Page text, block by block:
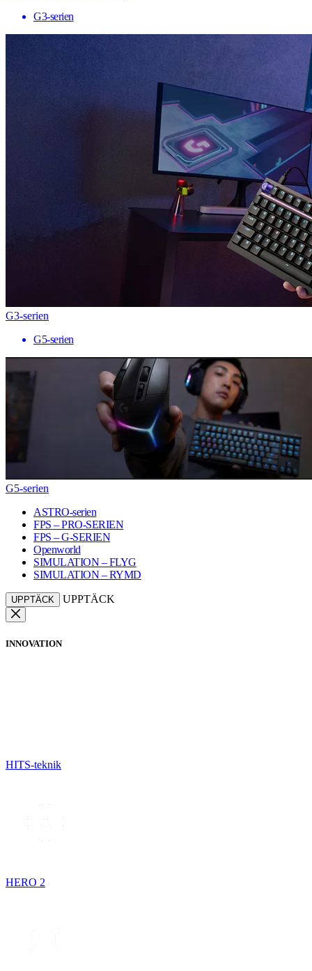
G3-serien
G3-serien
G5-serien
G5-serien
ASTRO-serien
FPS – PRO-SERIEN
FPS – G-SERIEN
Openworld
SIMULATION – FLYG
SIMULATION – RYMD
UPPTÄCK UPPTÄCK
INNOVATION
HITS-teknik
HERO 2